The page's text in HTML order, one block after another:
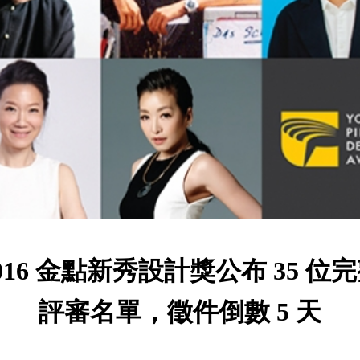
金點新秀設計獎公布 35 位
評審名單，徵件倒數 5 天